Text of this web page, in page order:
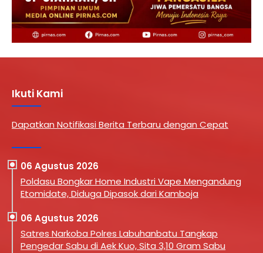
Ikuti Kami
Dapatkan Notifikasi Berita Terbaru dengan Cepat
06 Agustus 2026
Poldasu Bongkar Home Industri Vape Mengandung
Etomidate, Diduga Dipasok dari Kamboja
06 Agustus 2026
Satres Narkoba Polres Labuhanbatu Tangkap
Pengedar Sabu di Aek Kuo, Sita 3,10 Gram Sabu